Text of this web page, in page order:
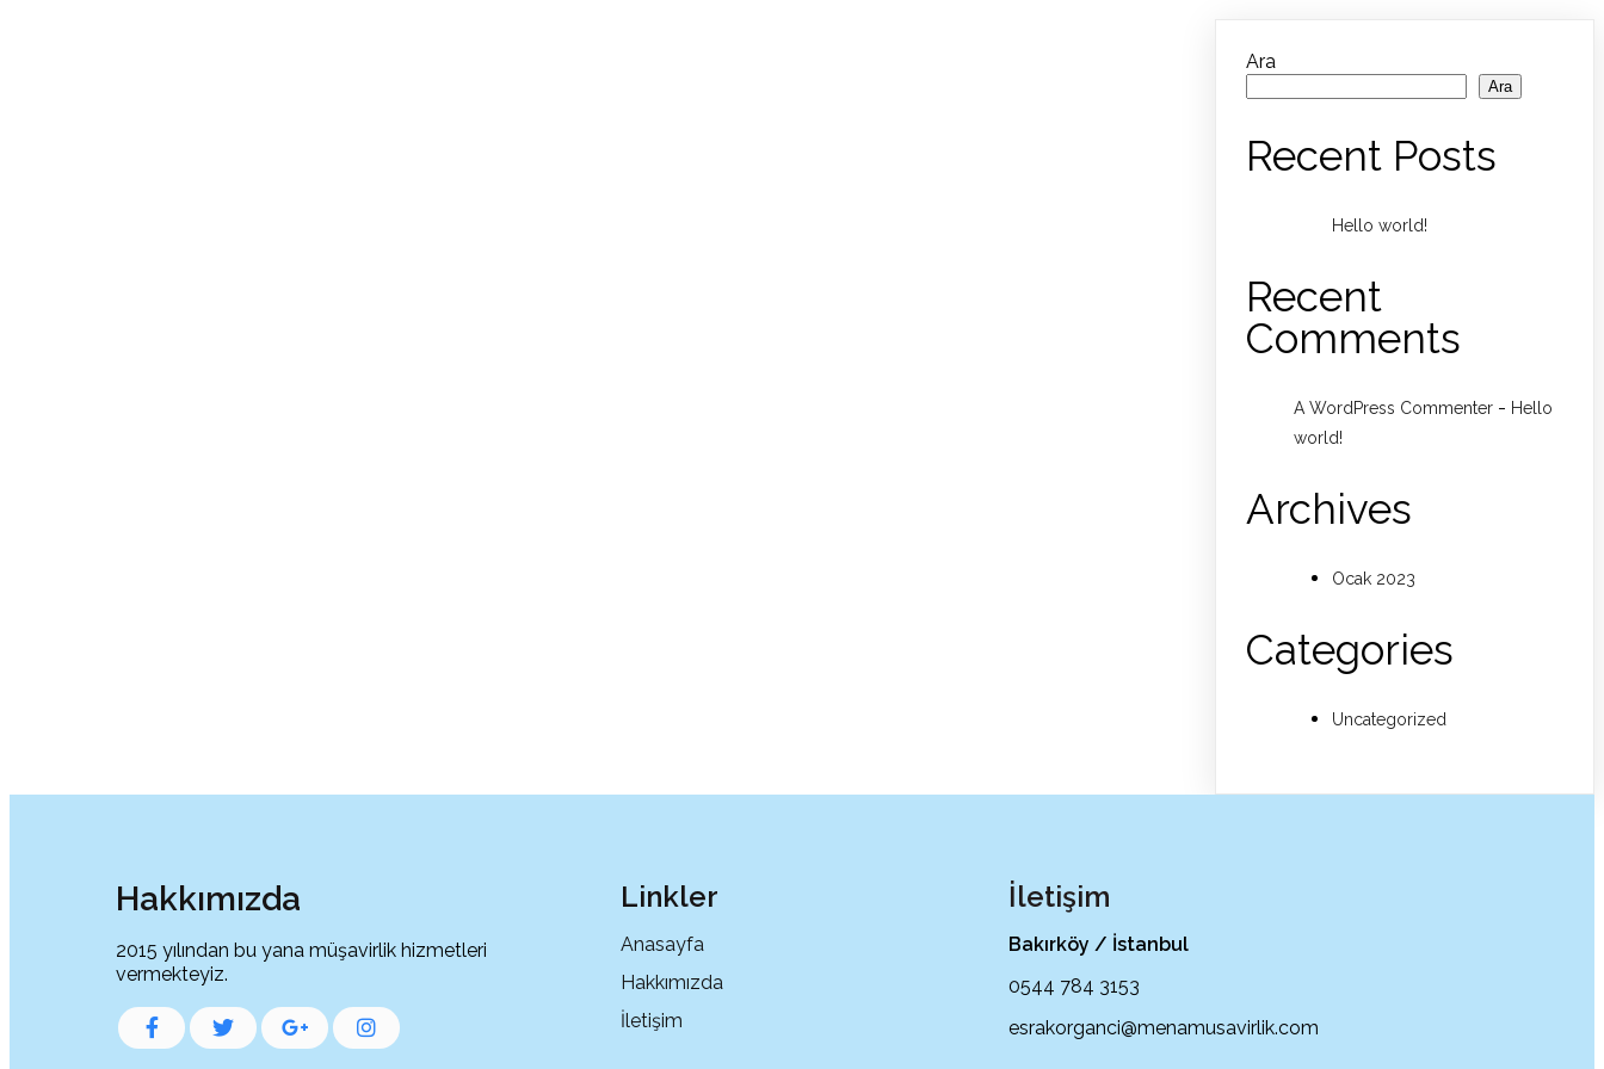
Ara
Ara
Recent Posts
Hello world!
Recent
Comments
A WordPress Commenter - Hello
world!
Archives
Ocak 2023
Categories
Uncategorized
Hakkımızda
2015 yılından bu yana müşavirlik hizmetleri
vermekteyiz.
Linkler
Anasayfa
Hakkımızda
İletişim
İletişim
Bakırköy / İstanbul
0544 784 3153
esrakorganci@menamusavirlik.com